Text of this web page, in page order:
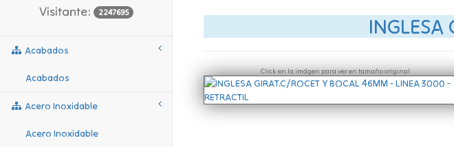
Visitante: 2247695
Acabados
Acabados
Acero Inoxidable
Acero Inoxidable
INGLESA
Click en la imágen para ver en tamaño original